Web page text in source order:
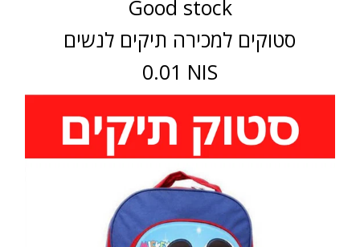
Good stock
סטוקים למכירה תיקים לנשים
0.01 NIS